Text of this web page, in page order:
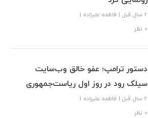
2 سال قبل | فاطمه علیزاده |
۰ نظر
دستور ترامپ؛ عفو خالق وب‌سایت
سیلک رود در روز اول ریاست‌جمهوری
2 سال قبل | فاطمه علیزاده |
۰ نظر